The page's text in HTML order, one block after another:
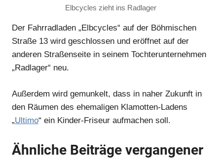
Elbcycles zieht ins Radlager
Der Fahrradladen „Elbcycles“ auf der Böhmischen
Straße 13 wird geschlossen und eröffnet auf der
anderen Straßenseite in seinem Tochterunternehmen
„Radlager“ neu.
Außerdem wird gemunkelt, dass in naher Zukunft in
den Räumen des ehemaligen Klamotten-Ladens
„Ultimo“ ein Kinder-Friseur aufmachen soll.
Ähnliche Beiträge vergangener